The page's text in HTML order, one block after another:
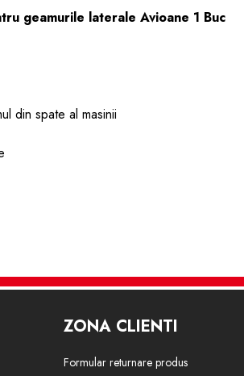
geamurile laterale Avioane 1 Buc
din spate al masinii
ZONA CLIENTI
Formular returnare produs